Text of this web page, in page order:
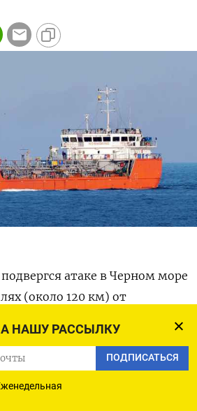
НАШУ РАССЫЛКУ
ПОДПИСАТЬСЯ
атаке в Черном море
(около 120 км) от
делам республики. По
судно следовало из России в
подсолнечное масло. На